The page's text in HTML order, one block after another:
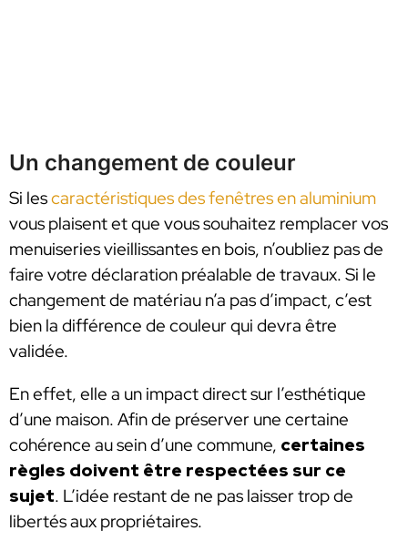
Un changement de couleur
Si lescaractéristiques des fenêtres en aluminium
vous plaisent et que vous souhaitez remplacer vos
menuiseries vieillissantes en bois, n’oubliez pas de
faire votre déclaration préalable de travaux. Si le
changement de matériau n’a pas d’impact, c’est
bien la différence de couleur qui devra être
validée.
En effet, elle a un impact direct sur l’esthétique
d’une maison. Afin de préserver une certaine
cohérence au sein d’une commune, certaines
règles doivent être respectées sur ce
sujet. L’idée restant de ne pas laisser trop de
libertés aux propriétaires.